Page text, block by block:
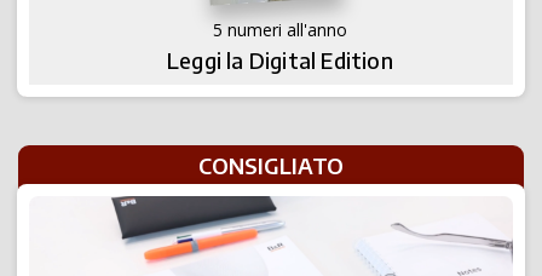
5 numeri all'anno
Leggi la Digital Edition
CONSIGLIATO